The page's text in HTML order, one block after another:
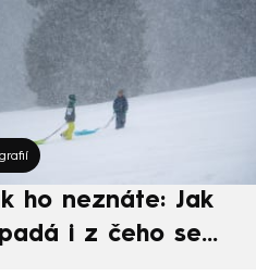
ho neznáte: Jak
i z čeho se